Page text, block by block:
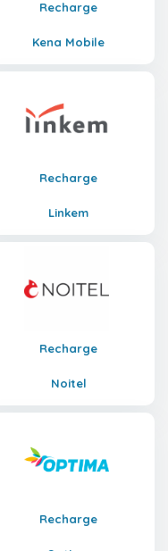
Recharge
Kena Mobile
Recharge
Linkem
Recharge
Noitel
Recharge